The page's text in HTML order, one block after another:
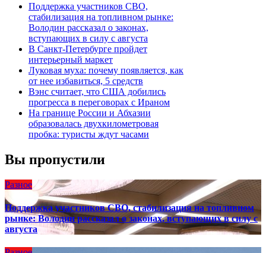
Поддержка участников СВО,
стабилизация на топливном рынке:
Володин рассказал о законах,
вступающих в силу с августа
В Санкт-Петербурге пройдет
интерьерный маркет
Луковая муха: почему появляется, как
от нее избавиться, 5 средств
Вэнс считает, что США добились
прогресса в переговорах с Ираном
На границе России и Абхазии
образовалась двухкилометровая
пробка: туристы ждут часами
Вы пропустили
Разное
Поддержка участников СВО, стабилизация на топливном
рынке: Володин рассказал о законах, вступающих в силу с
августа